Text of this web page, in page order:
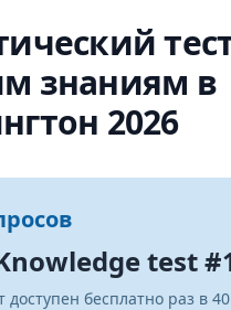
знаниям в
2026
test
доступен бесплатно раз в